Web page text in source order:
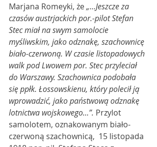
Marjana Romeyki, że „…Jeszcze za
czasów austrjackich por.-pilot Stefan
Stec miał na swym samolocie
myśliwskim, jako odznakę, szachownicę
biało-czerwoną. W czasie listopadowych
walk pod Lwowem por. Stec przyleciał
do Warszawy. Szachownica podobała
się ppłk. Łossowskienu, który polecił ją
wprowadzić, jako państwową odznakę
lotnictwa wojskowego…”. Przylot
samolotem, oznakowanym biało-
czerwoną szachownicą,  15 listopada